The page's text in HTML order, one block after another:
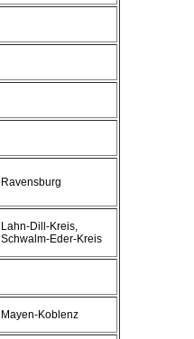
Ravensburg
Lahn-Dill-Kreis,
Schwalm-Eder-Kreis
Mayen-Koblenz